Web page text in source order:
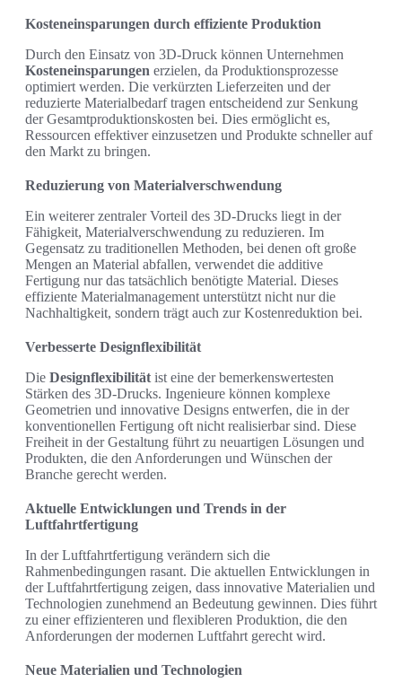
Kosteneinsparungen durch effiziente Produktion
Durch den Einsatz von 3D-Druck können Unternehmen
Kosteneinsparungen erzielen, da Produktionsprozesse
optimiert werden. Die verkürzten Lieferzeiten und der
reduzierte Materialbedarf tragen entscheidend zur Senkung
der Gesamtproduktionskosten bei. Dies ermöglicht es,
Ressourcen effektiver einzusetzen und Produkte schneller auf
den Markt zu bringen.
Reduzierung von Materialverschwendung
Ein weiterer zentraler Vorteil des 3D-Drucks liegt in der
Fähigkeit, Materialverschwendung zu reduzieren. Im
Gegensatz zu traditionellen Methoden, bei denen oft große
Mengen an Material abfallen, verwendet die additive
Fertigung nur das tatsächlich benötigte Material. Dieses
effiziente Materialmanagement unterstützt nicht nur die
Nachhaltigkeit, sondern trägt auch zur Kostenreduktion bei.
Verbesserte Designflexibilität
Die Designflexibilität ist eine der bemerkenswertesten
Stärken des 3D-Drucks. Ingenieure können komplexe
Geometrien und innovative Designs entwerfen, die in der
konventionellen Fertigung oft nicht realisierbar sind. Diese
Freiheit in der Gestaltung führt zu neuartigen Lösungen und
Produkten, die den Anforderungen und Wünschen der
Branche gerecht werden.
Aktuelle Entwicklungen und Trends in der
Luftfahrtfertigung
In der Luftfahrtfertigung verändern sich die
Rahmenbedingungen rasant. Die aktuellen Entwicklungen in
der Luftfahrtfertigung zeigen, dass innovative Materialien und
Technologien zunehmend an Bedeutung gewinnen. Dies führt
zu einer effizienteren und flexibleren Produktion, die den
Anforderungen der modernen Luftfahrt gerecht wird.
Neue Materialien und Technologien